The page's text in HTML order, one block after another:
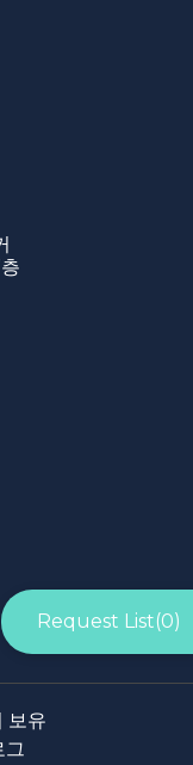
보유
그
Request List(0)